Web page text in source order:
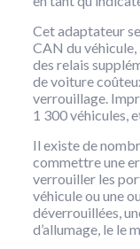
Cet adaptateur
CAN du véhicule,
des relais
de voiture
verrouillage.
1 300 véhicules,
Il existe de
commettre une
verrouiller les
véhicule ou une
déverrouillées,
d’allumage, le le